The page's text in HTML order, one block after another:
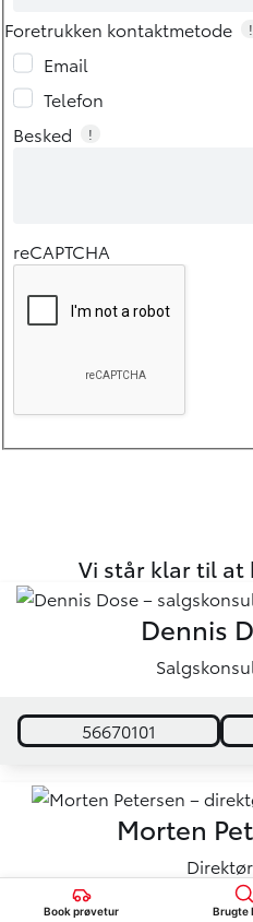
Book prøvetur Brugte
Foretrukken kontaktmetode !
Email
Telefon
Besked
!
reCAPTCHA
Vi står klar til
Dennis
56670101
Morten
Direktør